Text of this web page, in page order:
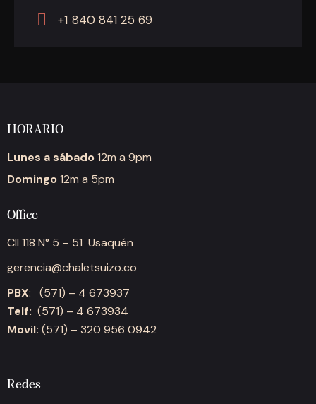
+1 840 841 25 69
HORARIO
Lunes a sábado12m a 9pm
Domingo12m a 5pm
Office
Cll 118 N° 5 – 51 Usaquén
gerencia@chaletsuizo.co
PBX: (571) – 4 673937
Telf: (571) – 4 673934
Movil: (571) – 320 956 0942
Redes